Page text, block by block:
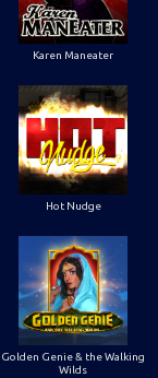
Karen Maneater
Hot Nudge
Golden Genie & the Walking
Wilds